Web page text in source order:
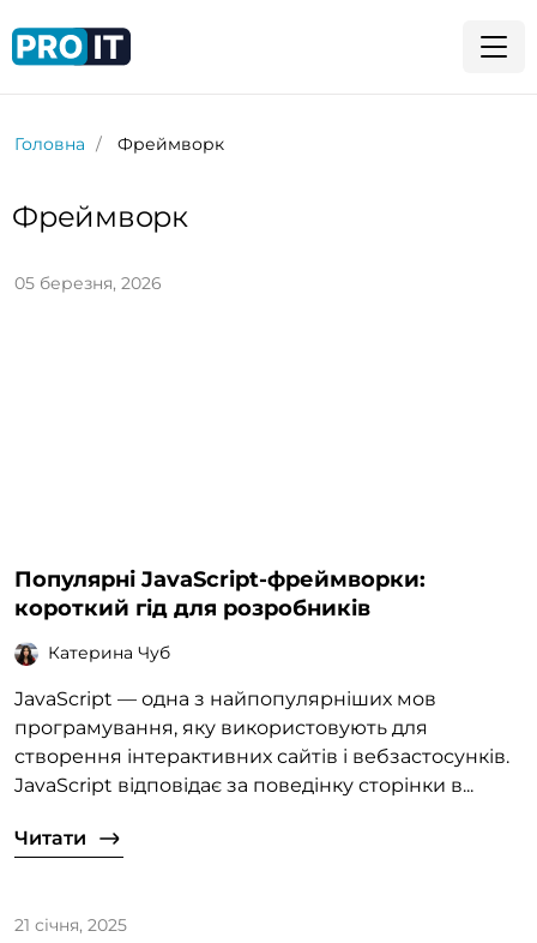
Головна Фреймворк
Фреймворк
05 березня, 2026
Популярні JavaScript-фреймворки:
короткий гід для розробників
Катерина Чуб
JavaScript — одна з найпопулярніших мов
програмування, яку використовують для
створення інтерактивних сайтів і вебзастосунків.
JavaScript відповідає за поведінку сторінки в...
Читати
21 січня, 2025